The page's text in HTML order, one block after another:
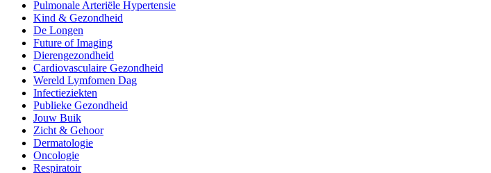
Pulmonale Arteriële Hypertensie
Kind & Gezondheid
De Longen
Future of Imaging
Dierengezondheid
Cardiovasculaire Gezondheid
Wereld Lymfomen Dag
Infectieziekten
Publieke Gezondheid
Jouw Buik
Zicht & Gehoor
Dermatologie
Oncologie
Respiratoir